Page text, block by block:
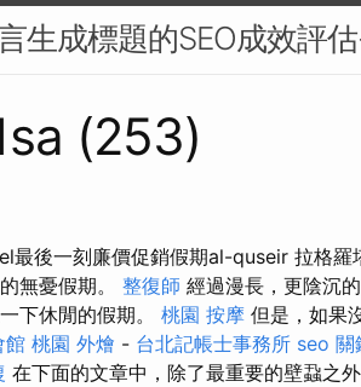
生成標題的SEO成效評
(253)
最後一刻廉價促銷假期al-quseir 拉格羅
無憂假期。 整復師 經過漫長，更陰沉
下休閒的假期。 桃園 按摩 但是，如果
館 桃園 外燴 - 台北記帳士事務所 seo 關
在下面的文章中，除了最重要的壁蝨之